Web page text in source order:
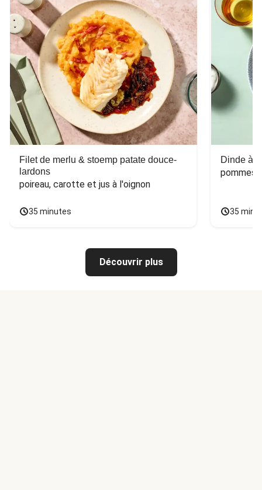
Filet de merlu & stoemp patate douce-
lardons
poireau, carotte et jus à l'oignon
35 minutes
Dinde à
pommes
35
Découvrir plus